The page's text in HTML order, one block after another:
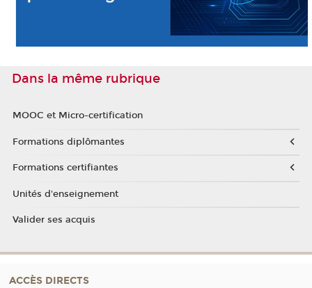
Dans la même rubrique
MOOC et Micro-certification
Formations diplômantes
Formations certifiantes
Unités d'enseignement
Valider ses acquis
ACCÈS DIRECTS